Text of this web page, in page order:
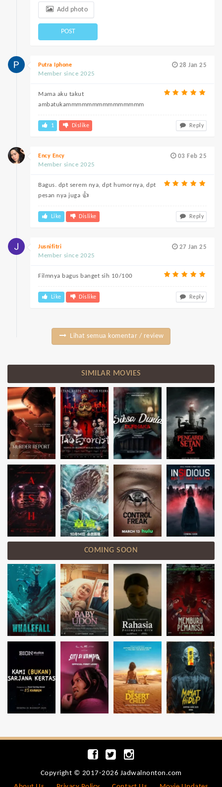
Add photo
POST
28 Jan 25
Putra Iphone
Member since 2025
Mama aku takut
ambatukammmmmmmmmmmmmmm
1 Dislike Reply
03 Feb 25
Ency Ency
Member since 2025
Bagus. dpt serem nya, dpt humornya, dpt
pesan nya juga 👍
Like Dislike Reply
27 Jan 25
Jusnifitri
Member since 2025
Filmnya bagus banget sih 10/100
Like Dislike Reply
Lihat semua komentar / review
SIMILAR MOVIES
COMING SOON
Copyright © 2017-2026 Jadwalnonton.com